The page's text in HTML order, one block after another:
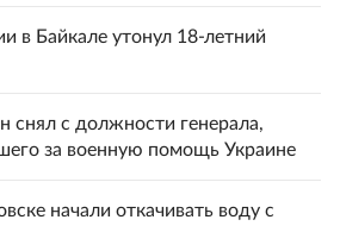
в Байкале утонул 18-летний
снял с должности генерала,
за военную помощь Украине
начали откачивать воду с